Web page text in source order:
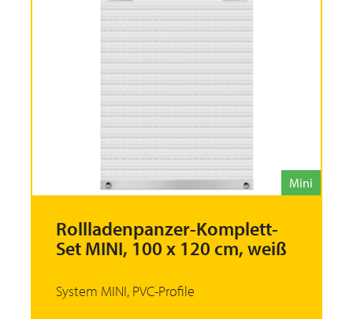
Mini
Rollladenpanzer-Komplett-
Set MINI, 100 x 120 cm, weiß
System MINI, PVC-Profile